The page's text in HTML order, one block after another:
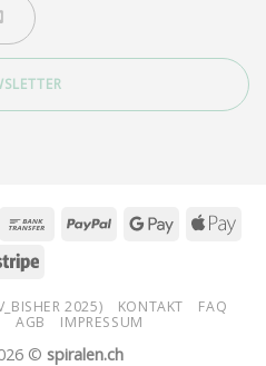
Bank
PayPal
Google
Stripe
2025) KONTAKT
FAQ
AGB IMPRESSUM
© spiralen.ch